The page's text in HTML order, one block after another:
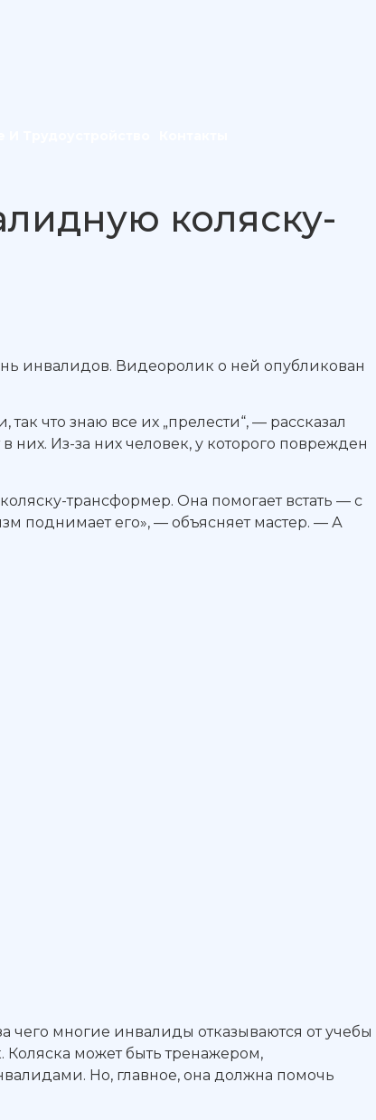
коляску-
инвалидов. Видеоролик о ней опубликован
что знаю все их „прелести“, — рассказал
них. Из-за них человек, у которого поврежден
трансформер. Она помогает встать — с
поднимает его», — объясняет мастер. — А
чего многие инвалиды отказываются от учебы
Коляска может быть тренажером,
Но, главное, она должна помочь